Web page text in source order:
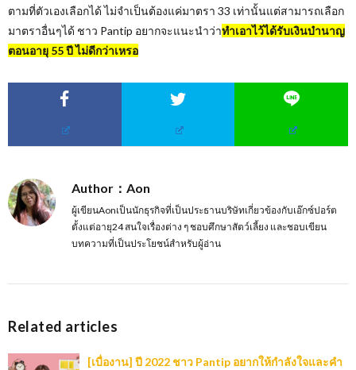
ตามที่ตัวเองเลือกได้ ไม่จำเป็นต้องแค่มาตรา 33 เท่านั้นแต่สามารถเลือก
มาตราอื่นๆได้ ชาว Pantip อยากจะแนะนำว่าทำเอาไว้ได้รับเงินบำนาญ
ตอนอายุ 55 ปี ไม่ดีกว่าเหรอ
Author：Aon
ผู้เขียนAonเป็นนักธุรกิจที่เป็นประธานบริษัทเกี่ยวข้องกับเอ๊กซ์ปอร์ต
ตั้งแต่อายุ24 สนใจเรื่องต่าง ๆ ชอบศึกษาสัตว์เลี้ยง และชอบเขียน
บทความที่เป็นประโยชน์สำหรับผู้อ่าน
Related articles
[เบื่องาน] ปี 2022 ชาว Pantip อยากให้กำลังใจและคำ